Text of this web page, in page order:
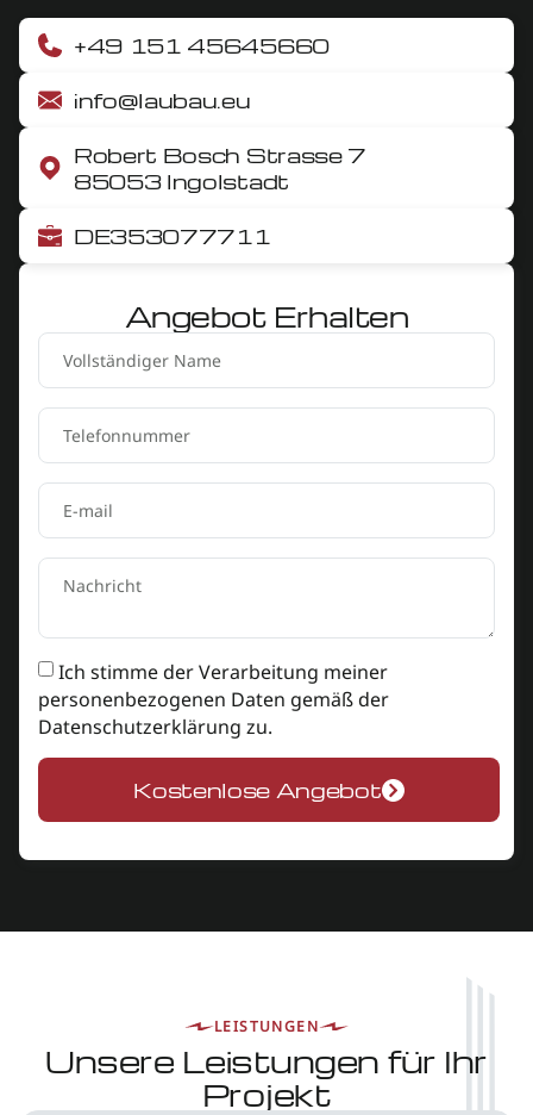
Angebot Erhalten
Ich stimme der Verarbeitung meiner
personenbezogenen Daten gemäß der
Datenschutzerklärung zu.
Kostenlose Angebot
+49 151 45645660
info@laubau.eu
Robert Bosch Strasse 7
85053 Ingolstadt
DE353077711
LEISTUNGEN
Unsere Leistungen für Ihr
Projekt